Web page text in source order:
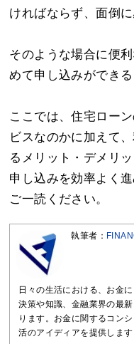
ければならず、面倒
そのような場合に便
めて申し込みができる
ここでは、住宅ロー
ビスなのかに加えて
るメリット・デメリ
申し込みを効率よく
ご一読ください。
執筆者：
日々の生活における、お金
決策や知識、金融業界の最
ります。お金に関するコン
活のアイディアを提供します